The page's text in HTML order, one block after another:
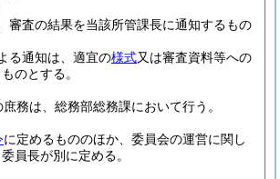
審査の結果を当該所管課長に通知するもの
る通知は、適宜の様式又は審査資料等への
のとする。
務は、総務部総務課において行う。
に定めるもののほか、委員会の運営に関し
員長が別に定める。